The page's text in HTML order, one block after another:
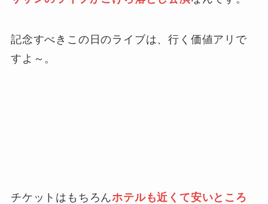
記念すべきこの日のライブは、行く価値アリで
すよ～。
チケットはもちろんホテルも近くて安いところ